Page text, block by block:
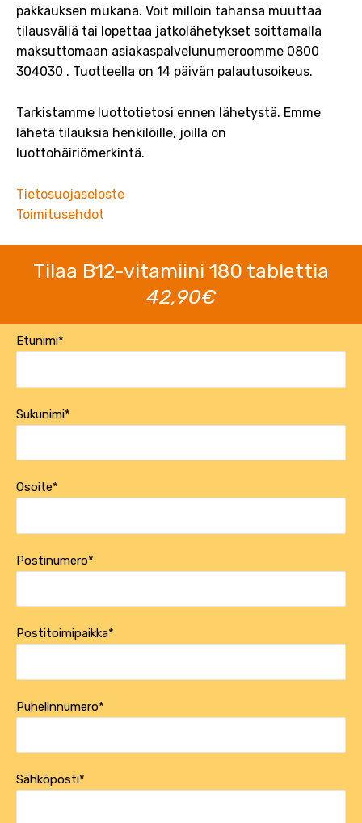
pakkauksen mukana. Voit milloin tahansa muuttaa
tilausväliä tai lopettaa jatkolähetykset soittamalla
maksuttomaan asiakaspalvelunumeroomme 0800
304030 . Tuotteella on 14 päivän palautusoikeus.
Tarkistamme luottotietosi ennen lähetystä. Emme
lähetä tilauksia henkilöille, joilla on
luottohäiriömerkintä.
Tietosuojaseloste
Toimitusehdot
Tilaa B12-vitamiini 180 tablettia
42,90€
Etunimi*
Sukunimi*
Osoite*
Postinumero*
Postitoimipaikka*
Puhelinnumero*
Sähköposti*